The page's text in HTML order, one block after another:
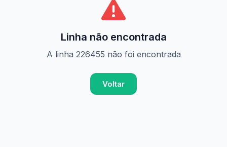
Linha não encontrada
A linha 226455 não foi encontrada
Voltar